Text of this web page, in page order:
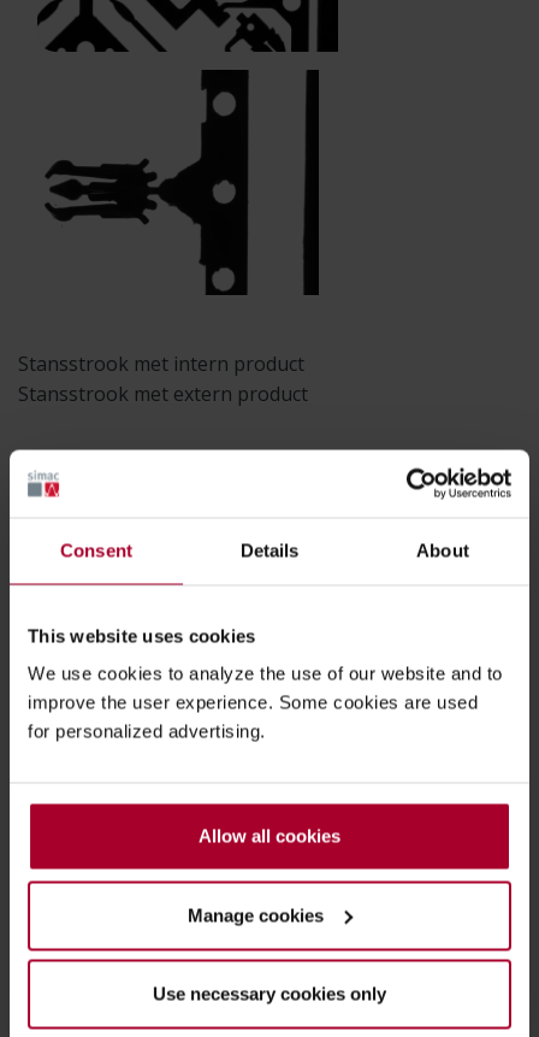
Consent Details About
This website uses cookies
We use cookies to analyze the use of our website and to
improve the user experience. Some cookies are used
for personalized advertising.
Allow all cookies
Manage cookies
Use necessary cookies only
Stansstrook met intern product
Stansstrook met extern product